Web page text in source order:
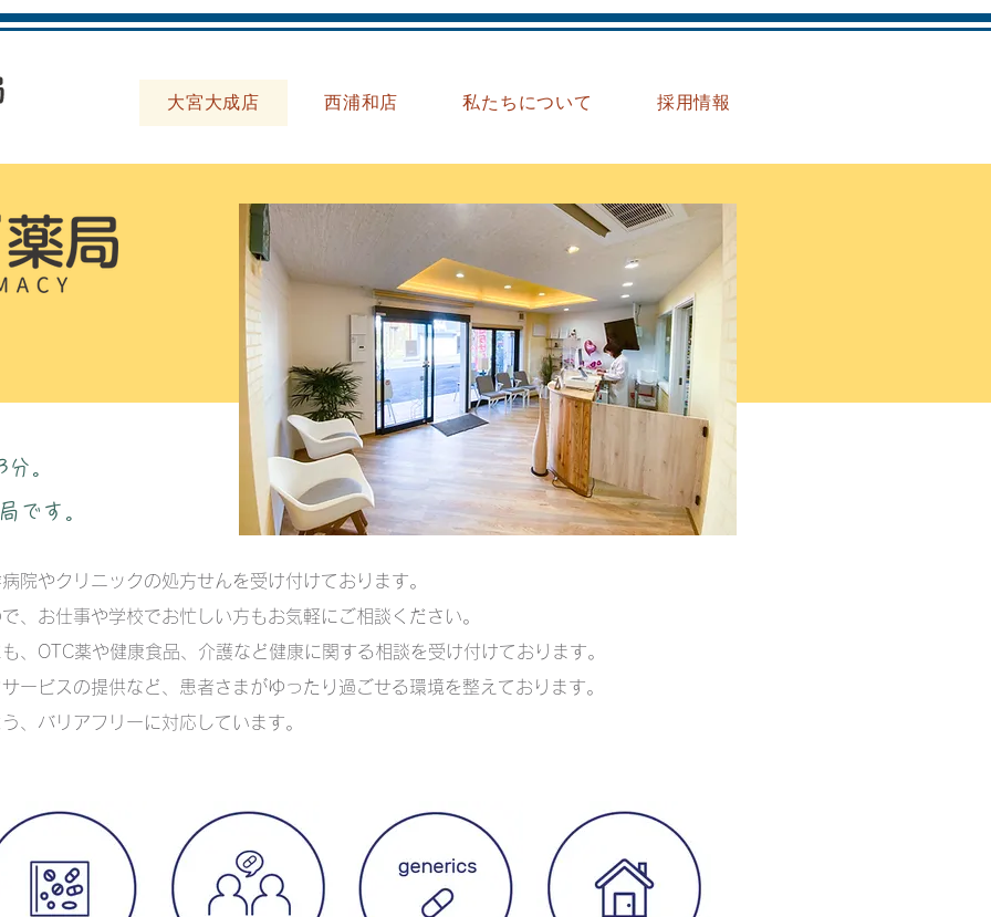
大宮大成店 西浦和店 私たちについて 採用情報
。
です。
院やクリニックの処方せんを受け付けております。
、お仕事や学校でお忙しい方もお気軽にご相談ください。
、OTC薬や健康食品、介護など健康に関する相談を受け付けております。
ービスの提供など、患者さまがゆったり過ごせる環境を整えております。
、バリアフリーに対応しています。